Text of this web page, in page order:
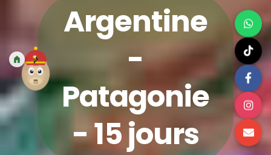
Argentine
-
Patagonie
- 15 jours